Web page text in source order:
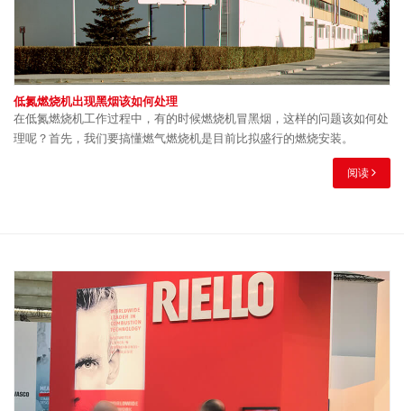
低氮燃烧机出现黑烟该如何处理
在低氮燃烧机工作过程中，有的时候燃烧机冒黑烟，这样的问题该如何处
理呢？首先，我们要搞懂燃气燃烧机是目前比拟盛行的燃烧安装。
阅读